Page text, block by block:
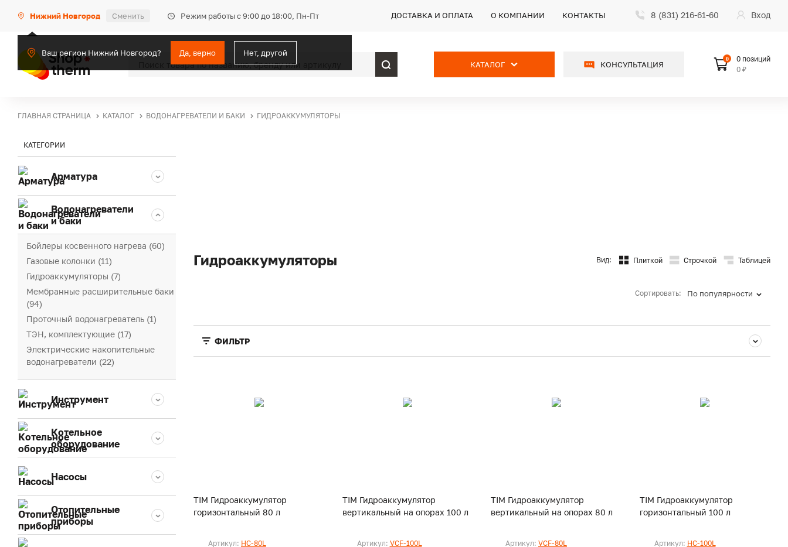
Нижний Новгород Сменить Режим работы с 9:00 до 18:00, Пн-Пт
Ваш регион Нижний Новгород? Да, верно Нет, другой
ДОСТАВКА И ОПЛАТА О КОМПАНИИ КОНТАКТЫ 8 (831) 216-61-60 Вход
КАТАЛОГ КОНСУЛЬТАЦИЯ
0
0 позиций
0 ₽
ГЛАВНАЯ СТРАНИЦА КАТАЛОГ ВОДОНАГРЕВАТЕЛИ И БАКИ ГИДРОАККУМУЛЯТОРЫ
КАТЕГОРИИ
Арматура
Водонагреватели
и баки
Бойлеры косвенного нагрева (60)
Газовые колонки (11)
Гидроаккумуляторы (7)
Мембранные расширительные баки
(94)
Проточный водонагреватель (1)
ТЭН, комплектующие (17)
Электрические накопительные
водонагреватели (22)
Инструмент
Котельное
оборудование
Насосы
Отопительные
приборы
Гидроаккумуляторы Вид: Плиткой Строчкой Таблицей
Сортировать: По популярности
ФИЛЬТР
TIM Гидроаккумулятор
горизонтальный 80 л
Артикул: HC-80L
TIM Гидроаккумулятор
вертикальный на опорах 100 л
Артикул: VCF-100L
TIM Гидроаккумулятор
вертикальный на опорах 80 л
Артикул: VCF-80L
TIM Гидроаккумулятор
горизонтальный 100 л
Артикул: HC-100L